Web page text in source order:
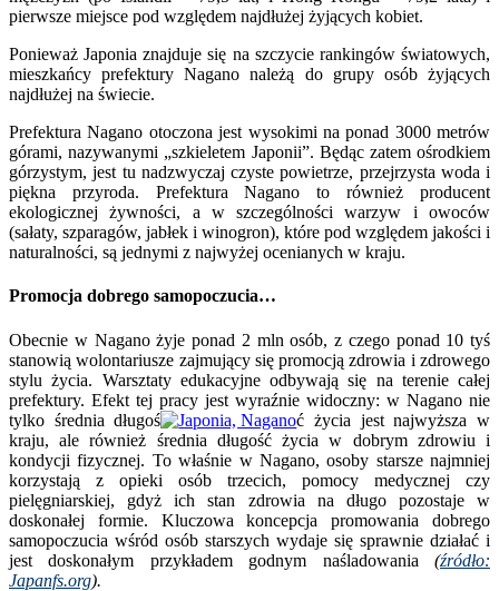
pierwsze miejsce pod względem najdłużej żyjących kobiet.
Ponieważ Japonia znajduje się na szczycie rankingów światowych,
mieszkańcy prefektury Nagano należą do grupy osób żyjących
najdłużej na świecie.
Prefektura Nagano otoczona jest wysokimi na ponad 3000 metrów
górami, nazywanymi „szkieletem Japonii”. Będąc zatem ośrodkiem
górzystym, jest tu nadzwyczaj czyste powietrze, przejrzysta woda i
piękna przyroda. Prefektura Nagano to również producent
ekologicznej żywności, a w szczególności warzyw i owoców
(sałaty, szparagów, jabłek i winogron), które pod względem jakości i
naturalności, są jednymi z najwyżej ocenianych w kraju.
Promocja dobrego samopoczucia…
Obecnie w Nagano żyje ponad 2 mln osób, z czego ponad 10 tyś
stanowią wolontariusze zajmujący się promocją zdrowia i zdrowego
stylu życia. Warsztaty edukacyjne odbywają się na terenie całej
prefektury. Efekt tej pracy jest wyraźnie widoczny: w Nagano nie
tylko średnia długoś
ć życia jest najwyższa w
kraju, ale również średnia długość życia w dobrym zdrowiu i
kondycji fizycznej. To właśnie w Nagano, osoby starsze najmniej
korzystają z opieki osób trzecich, pomocy medycznej czy
pielęgniarskiej, gdyż ich stan zdrowia na długo pozostaje w
doskonałej formie. Kluczowa koncepcja promowania dobrego
samopoczucia wśród osób starszych wydaje się sprawnie działać i
jest doskonałym przykładem godnym naśladowania (źródło:
Japanfs.org).